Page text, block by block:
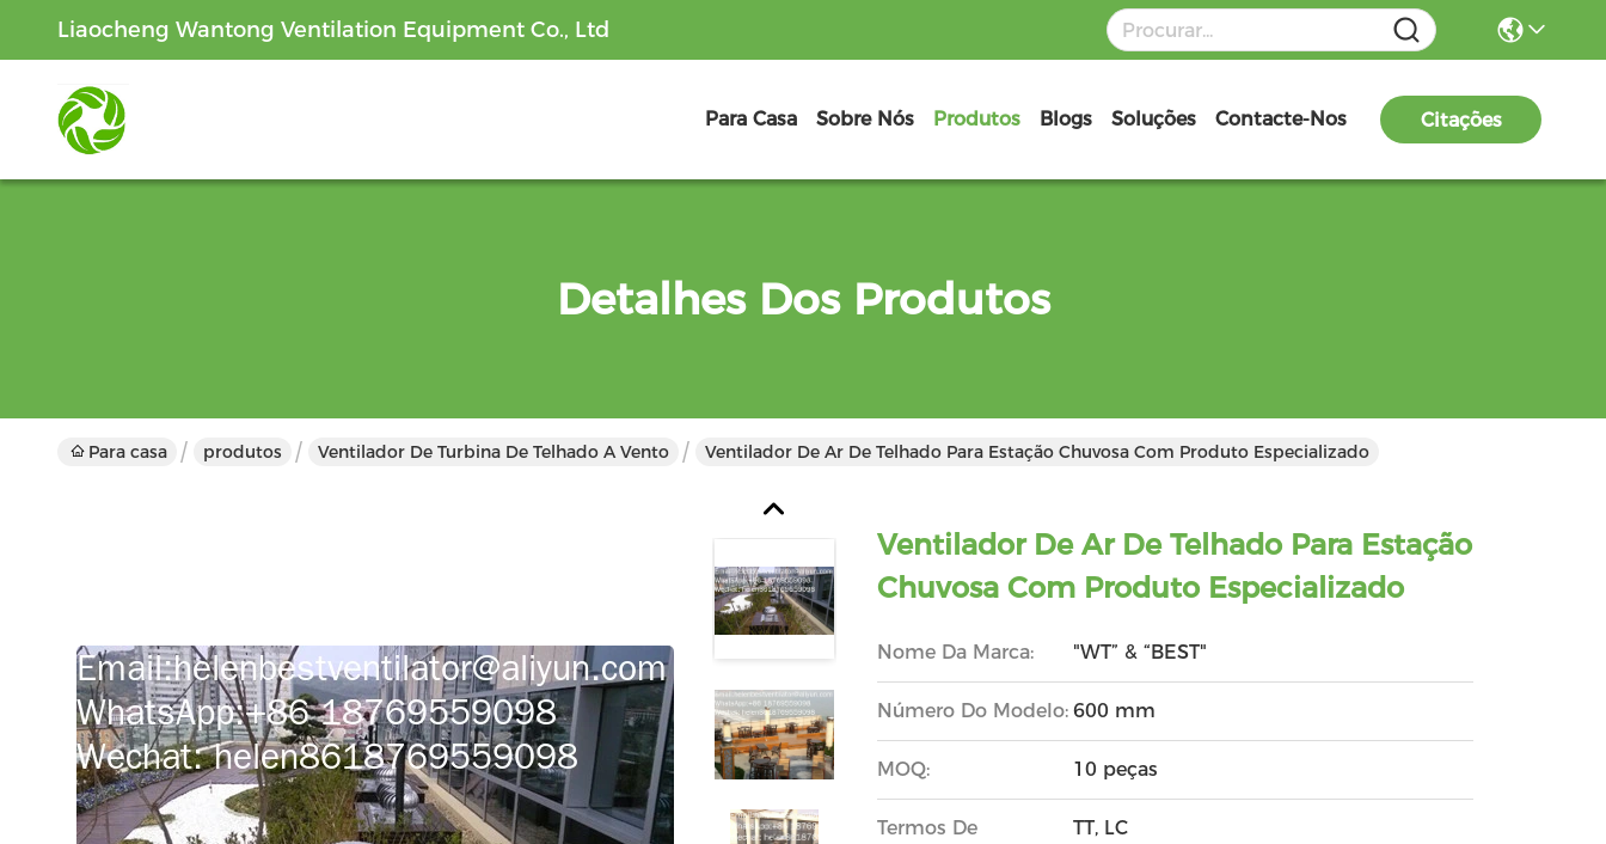
Liaocheng Wantong Ventilation Equipment Co., Ltd
Para Casa Sobre Nós Produtos Blogs Soluções Contacte-Nos Citações
Detalhes Dos Produtos
Para casa produtos Ventilador De Turbina De Telhado A Vento Ventilador De Ar De Telhado Para Estação Chuvosa Com Produto Especializado
Ventilador De Ar De Telhado Para Estação
Chuvosa Com Produto Especializado
Nome Da Marca: "WT” & “BEST"
Número Do Modelo: 600 mm
MOQ: 10 peças
Termos De
TT, LC